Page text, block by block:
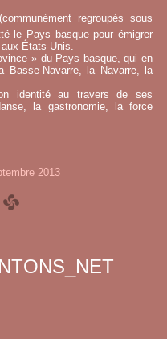
regroupés sous
le Pays basque pour émigrer
États-Unis.
» du Pays basque, qui en
Basse-Navarre, la Navarre, la
identité au travers de ses
la gastronomie, la force
2013